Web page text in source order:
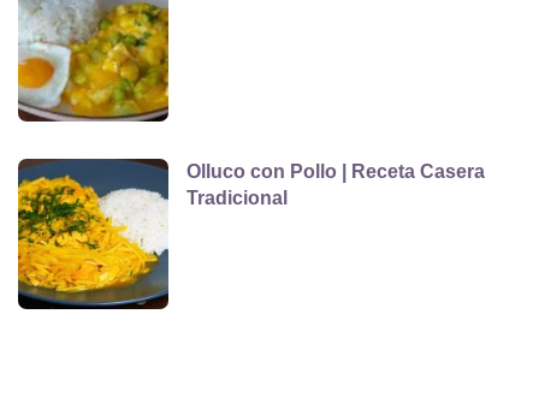
Olluco con Pollo | Receta Casera
Tradicional